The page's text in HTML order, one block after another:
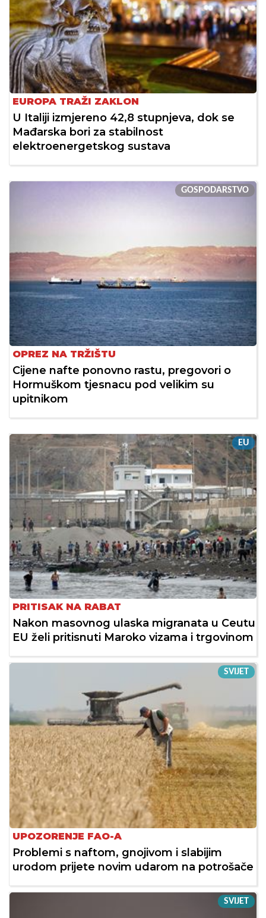
EUROPA TRAŽI ZAKLON
U Italiji izmjereno 42,8 stupnjeva, dok se
Mađarska bori za stabilnost
elektroenergetskog sustava
GOSPODARSTVO
OPREZ NA TRŽIŠTU
Cijene nafte ponovno rastu, pregovori o
Hormuškom tjesnacu pod velikim su
upitnikom
EU
PRITISAK NA RABAT
Nakon masovnog ulaska migranata u Ceutu
EU želi pritisnuti Maroko vizama i trgovinom
SVIJET
UPOZORENJE FAO-A
Problemi s naftom, gnojivom i slabijim
urodom prijete novim udarom na potrošače
SVIJET